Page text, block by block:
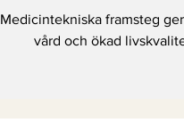
livskvalitet
Medicintekniska framsteg ger
vård och ökad